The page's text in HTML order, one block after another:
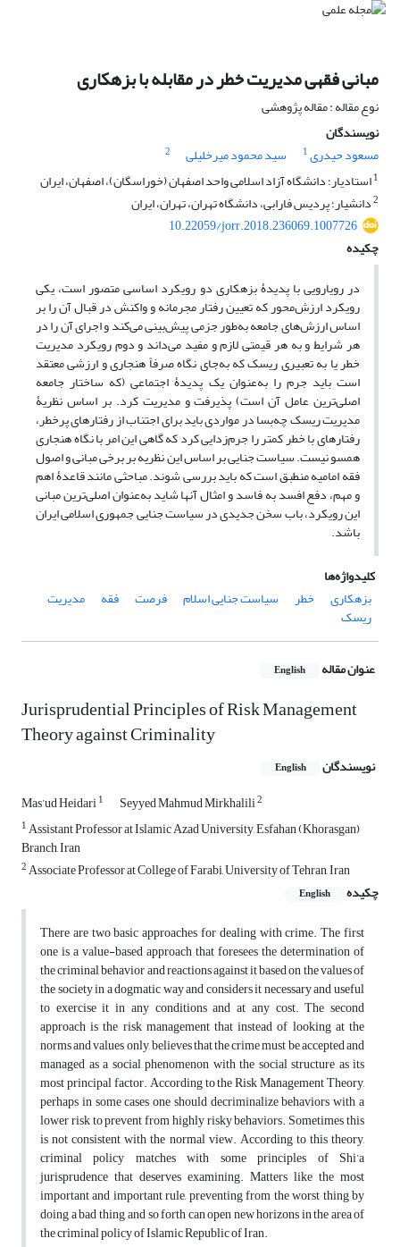
مبانی فقهی مدیریت خطر در مقابله با بزهکاری
نوع مقاله : مقاله پژوهشی
نویسندگان
مسعود حیدری1 سید محمود میرخلیلی
2
1استادیار؛ دانشگاه آزاد اسلامی واحد اصفهان (خوراسگان)، اصفهان، ایران
2دانشیار؛ پردیس فارابی، دانشگاه تهران، تهران، ایران
10.22059/jorr.2018.236069.1007726
چکیده
در رویارویی با پدیدۀ بزهکاری دو رویکرد اساسی متصور است، یکی
رویکرد ارزش‌محور که تعیین رفتار مجرمانه و واکنش در قبال آن را بر
اساس ارزش‌های جامعه به‌طور جزمی پیش‌بینی می‌کند و اجرای آن را در
هر شرایط و به هر قیمتی لازم و مفید می‌داند و دوم رویکرد مدیریت
خطر یا به تعبیری ریسک که به‌جای نگاه صرفاً هنجاری و ارزشی معتقد
است باید جرم را به‌عنوان یک پدیدۀ اجتماعی (که ساختار جامعه
اصلی‌ترین عامل آن است) پذیرفت و مدیریت کرد. بر اساس نظریۀ
مدیریت ریسک چه‌بسا در مواردی باید برای اجتناب از رفتارهای پرخطر،
رفتارهای با خطر کمتر را جرم‌زدایی کرد که گاهی این امر با نگاه هنجاری
همسو نیست. سیاست جنایی بر اساس این نظریه بر برخی مبانی و اصول
فقه امامیه منطبق است که باید بررسی شوند. مباحثی مانند قاعدۀ اهم
و مهم، دفع افسد به فاسد و امثال آنها شاید به‌عنوان اصلی‌ترین مبانی
این رویکرد، باب سخن جدیدی در سیاست جنایی جمهوری اسلامی ایران
باشد.
کلیدواژه‌ها
بزهکاری
خطر سیاست جنایی اسلام فرصت فقه مدیریت
ریسک
عنوان مقاله English
Jurisprudential Principles of Risk Management
Theory against Criminality
نویسندگان English
Mas’ud Heidari1 Seyyed Mahmud Mirkhalili2
1Assistant Professor at Islamic Azad University, Esfahan (Khorasgan)
Branch, Iran
2Associate Professor at College of Farabi, University of Tehran, Iran
چکیده
English
There are two basic approaches for dealing with crime. The first
one is a value-based approach that foresees the determination of
the criminal behavior and reactions against it based on the values of
the society in a dogmatic way and considers it necessary and useful
to exercise it in any conditions and at any cost. The second
approach is the risk management that instead of looking at the
norms and values only, believes that the crime must be accepted and
managed as a social phenomenon with the social structure as its
most principal factor. According to the Risk Management Theory,
perhaps in some cases one should decriminalize behaviors with a
lower risk to prevent from highly risky behaviors. Sometimes this
is not consistent with the normal view. According to this theory,
criminal policy matches with some principles of Shi’a
jurisprudence that deserves examining. Matters like the most
important and important rule, preventing from the worst thing by
doing a bad thing, and so forth can open new horizons in the area of
the criminal policy of Islamic Republic of Iran.